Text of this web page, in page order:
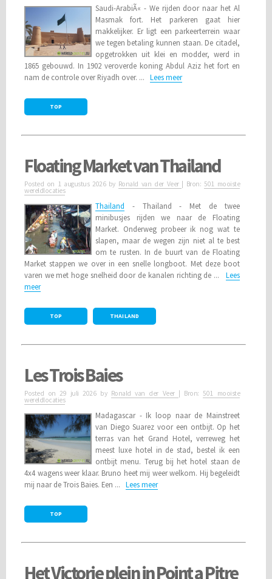
Saudi-ArabiÃ« - We rijden door naar het Al
Masmak fort. Het parkeren gaat hier
makkelijker. Er ligt een parkeerterrein waar
we tegen betaling kunnen staan. De citadel,
opgetrokken uit klei en modder, werd in
1865 gebouwd. In 1902 veroverde koning Abdul Aziz het fort en
nam de controle over Riyadh over. ... Lees meer
TOP
Floating Market van Thailand
Posted on 1 augustus 2026by Ronald van der Veer | Bron: 501 mooiste
wereldlocaties
Thailand - Thailand - Met de twee
minibusjes rijden we naar de Floating
Market. Onderweg probeer ik nog wat te
slapen, maar de wegen zijn niet al te best
om te rusten. In de buurt van de Floating
Market stappen we over in een snelle longboot. Met deze boot
varen we met hoge snelheid door de kanalen richting de ...Lees
meer
TOP THAILAND
Les Trois Baies
Posted on29 juli 2026by Ronald van der Veer | Bron: 501 mooiste
wereldlocaties
Madagascar - Ik loop naar de Mainstreet
van Diego Suarez voor een ontbijt. Op het
terras van het Grand Hotel, verreweg het
meest luxe hotel in de stad, bestel ik een
ontbijt menu. Terug bij het hotel staan de
4x4 wagens weer klaar. Bruno heet mij weer welkom. Hij begeleidt
mij naar de Trois Baies. Een ... Lees meer
TOP
Het Victorie plein in Point a Pitre